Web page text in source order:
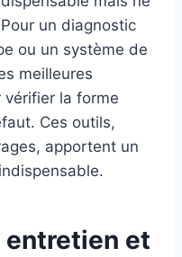
un diagnostic
ou un système de
meilleures
la forme
Ces outils,
apportent un
entretien et